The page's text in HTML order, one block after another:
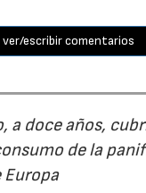
ver/escribir comentarios
a doce años,
de la
Europa